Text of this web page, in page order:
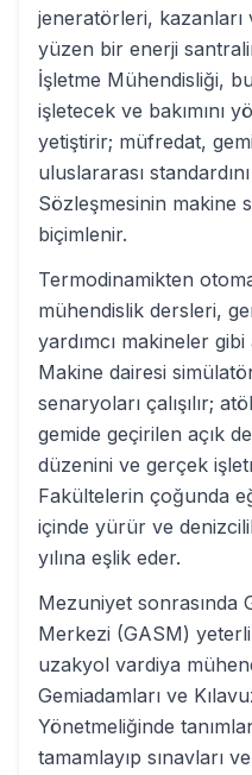
jeneratörleri, kazanları
yüzen bir enerji
İşletme Mühendisliği,
işletecek ve bakımını
yetiştirir; müfredat,
uluslararası
Sözleşmesinin makine
biçimlenir.
Termodinamikten
mühendislik dersleri,
yardımcı makineler
Makine dairesi
senaryoları çalışılır;
gemide geçirilen açık
düzenini ve gerçek
Fakültelerin çoğunda
içinde yürür ve
yılına eşlik eder.
Mezuniyet sonrasında
Merkezi (GASM)
uzakyol vardiya
Gemiadamları ve
Yönetmeliğinde
tamamlayıp sınavları